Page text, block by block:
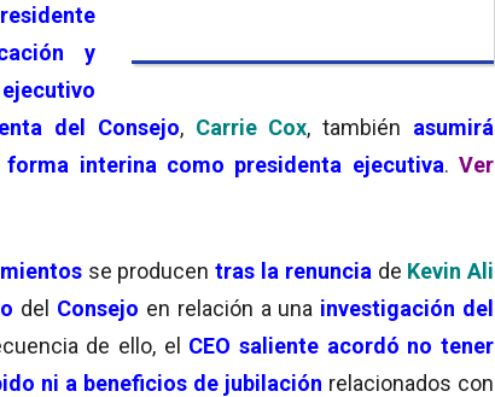
y
del Consejo, Carrie Cox, también asumirá
forma interina como presidenta ejecutiva. Ver
se producentras la renuncia de Kevin Ali
del Consejo en relación a una investigación del
de ello, el CEO saliente acordó no tener
ni a beneficios de jubilación relacionados con